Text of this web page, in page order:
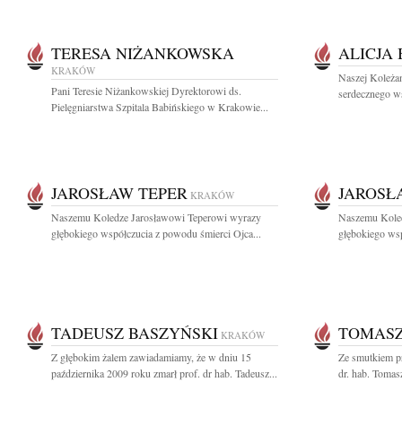
TERESA NIŻANKOWSKA
KRAKÓW
Pani Teresie Niżankowskiej Dyrektorowi ds.
Pielęgniarstwa Szpitala Babińskiego w Krakowie...
ALICJA
Naszej
serdecznego
JAROSŁAW TEPER KRAKÓW
Naszemu Koledze Jarosławowi Teperowi wyrazy
głębokiego współczucia z powodu śmierci Ojca...
Naszemu
głębokiego
TADEUSZ BASZYŃSKI KRAKÓW
Z głębokim żalem zawiadamiamy, że w dniu 15
października 2009 roku zmarł prof. dr hab. Tadeusz...
Ze smutkiem
dr. hab.